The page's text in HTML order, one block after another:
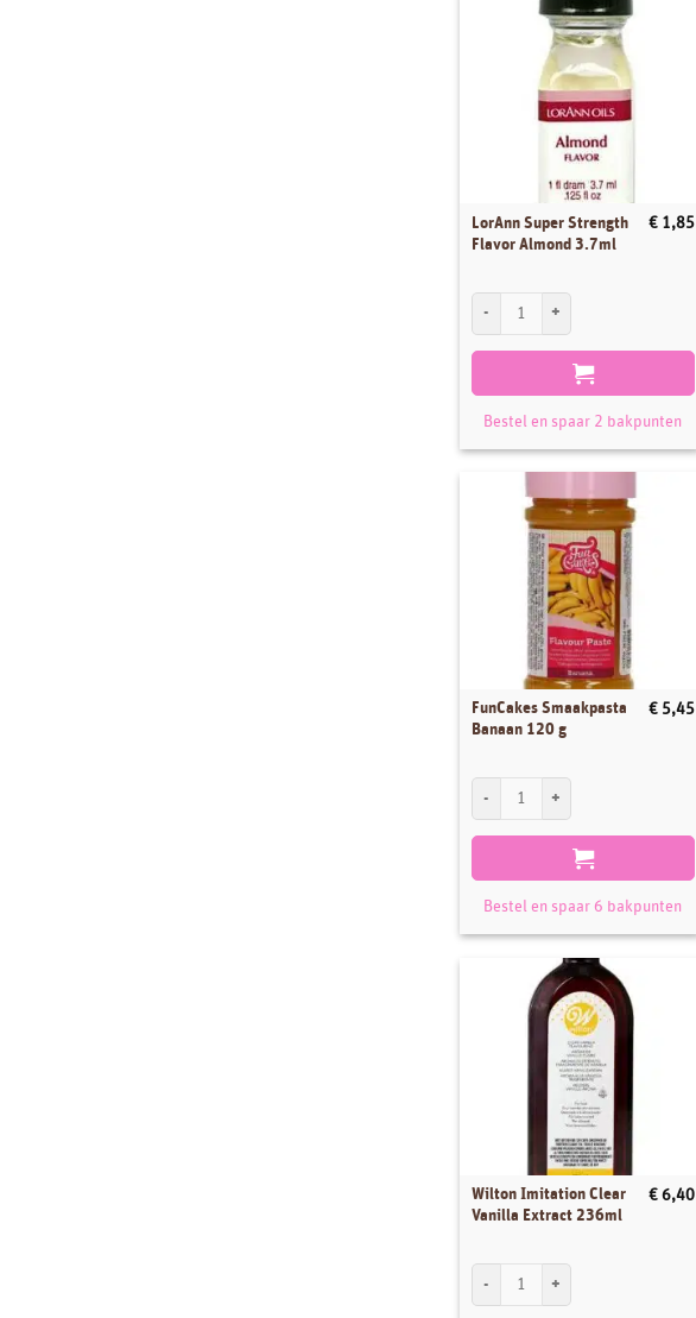
LorAnn Super Strength
Flavor Almond 3.7ml
€1,85
Bestel en spaar 2 bakpunten
FunCakes Smaakpasta
Banaan 120 g
€5,45
Bestel en spaar 6 bakpunten
Wilton Imitation Clear
Vanilla Extract 236ml
€6,40